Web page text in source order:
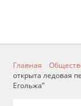
Главная
открыта ледовая
Егольжа”